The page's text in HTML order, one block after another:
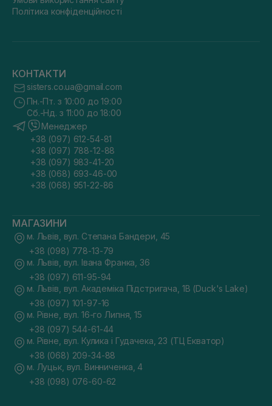
Політика конфіденційності
КОНТАКТИ
sisters.co.ua@gmail.com
Пн.-Пт. з 10:00 до 19:00
Сб.-Нд. з 11:00 до 18:00
Менеджер
+38 (097) 612-54-81
+38 (097) 788-12-88
+38 (097) 983-41-20
+38 (068) 693-46-00
+38 (068) 951-22-86
МАГАЗИНИ
м. Львів, вул. Степана Бандери, 45
+38 (098) 778-13-79
м. Львів, вул. Івана Франка, 36
+38 (097) 611-95-94
м. Львів, вул. Академіка Підстригача, 1В (Duck's Lake)
+38 (097) 101-97-16
м. Рівне, вул. 16-го Липня, 15
+38 (097) 544-61-44
м. Рівне, вул. Кулика і Гудачека, 23 (ТЦ Екватор)
+38 (068) 209-34-88
м. Луцьк, вул. Винниченка, 4
+38 (098) 076-60-62